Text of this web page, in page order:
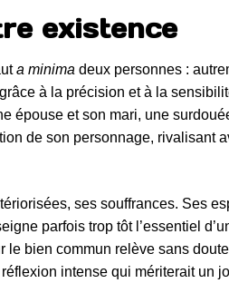
existence
a minima deux personnes :
à la précision et à la
épouse et son mari, une
de son personnage, rivalisant
ses souffrances. Ses
parfois trop tôt l’essentiel
bien commun relève sans
intense qui mériterait un